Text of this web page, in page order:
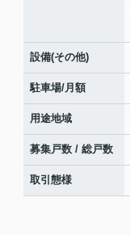
設備(その他)
駐車場/月額
用途地域
募集戸数 / 総戸数
取引態様